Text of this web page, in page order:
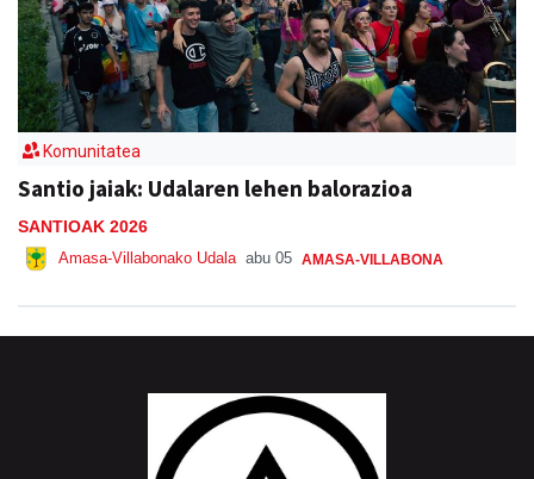
Komunitatea
Santio jaiak: Udalaren lehen balorazioa
SANTIOAK 2026
Amasa-Villabonako Udala abu 05 AMASA-VILLABONA